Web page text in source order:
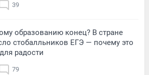
39
образованию конец? В стране
стобалльников ЕГЭ — почему это
радости
79